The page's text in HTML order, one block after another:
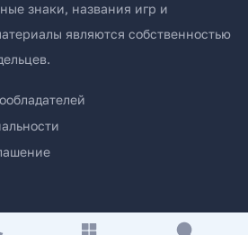
знаки, названия игр и
являются собственностью